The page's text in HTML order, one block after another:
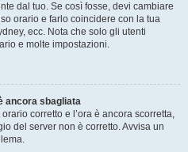
dal tuo. Se così fosse, devi cambiare
orario e farlo coincidere con la tua
ecc. Nota che solo gli utenti
e molte impostazioni.
ancora sbagliata
corretto e l’ora è ancora scorretta,
del server non è corretto. Avvisa un